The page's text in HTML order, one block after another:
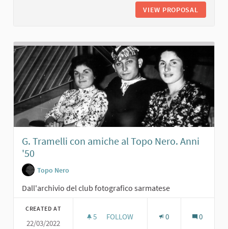
VIEW PROPOSAL
G. Tramelli con amiche al Topo Nero. Anni
'50
Topo Nero
Dall'archivio del club fotografico sarmatese
CREATED AT
22/03/2022
5 5 FOLLOWERS
FOLLOW 0 0